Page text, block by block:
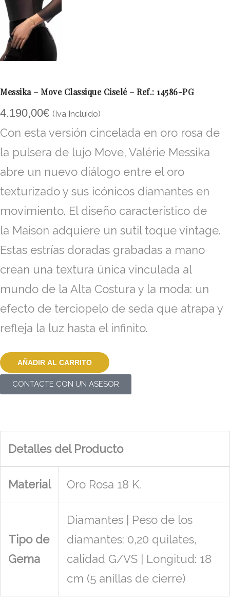
Messika – Move Classique Ciselé – Ref.: 14586-PG
4.190,00€ (Iva Incluido)
Con esta versión cincelada en oro rosa de
la pulsera de lujo Move, Valérie Messika
abre un nuevo diálogo entre el oro
texturizado y sus icónicos diamantes en
movimiento. El diseño característico de
la Maison adquiere un sutil toque vintage.
Estas estrías doradas grabadas a mano
crean una textura única vinculada al
mundo de la Alta Costura y la moda: un
efecto de terciopelo de seda que atrapa y
refleja la luz hasta el infinito.
AÑADIR AL CARRITO
CONTACTE CON UN ASESOR
Detalles del Producto
Material Oro Rosa 18 K.
Tipo de
Gema
Diamantes | Peso de los
diamantes: 0,20 quilates,
calidad G/VS | Longitud: 18
cm (5 anillas de cierre)